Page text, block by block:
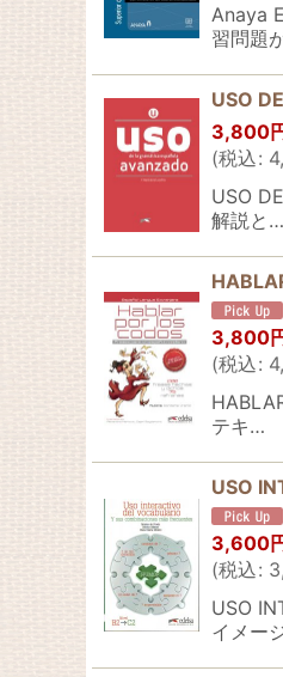
Anaya
習問題
USO
3,800
(税込:
USO
解説と…
3,800
(税込:
テキ…
USO
3,600
(税込:
USO
イメー